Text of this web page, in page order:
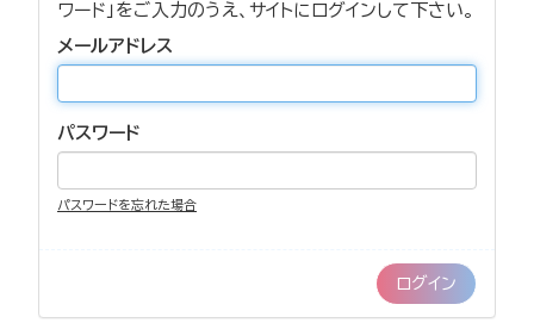
ワード」をご入力のうえ、サイトにログインして下さい。
メールアドレス
パスワード
パスワードを忘れた場合